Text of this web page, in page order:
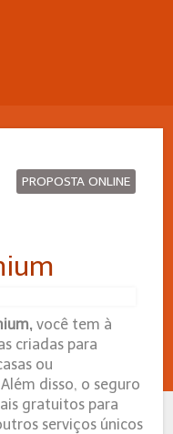
PROPOSTA ONLINE
você tem à
criadas para
ou
disso, o seguro
gratuitos para
serviços únicos